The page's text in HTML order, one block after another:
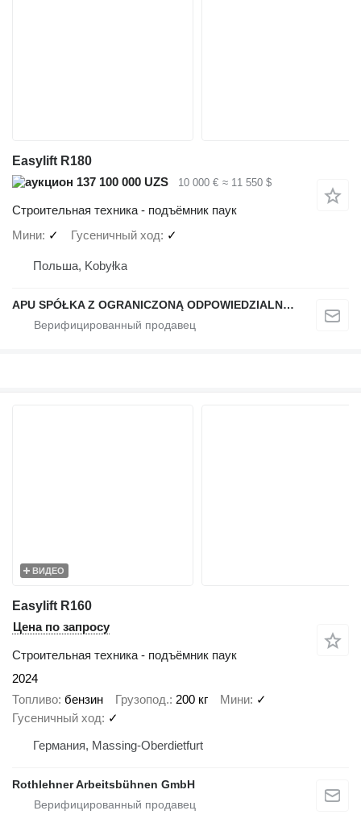
Easylift R180
137 100 000 UZS
10 000 € ≈ 11 550 $
Строительная техника - подъёмник паук
Мини ✓ Гусеничный ход ✓
Польша, Kobyłka
APU SPÓŁKA Z OGRANICZONĄ ODPOWIEDZIALNOŚCIĄ
ВИДЕО
Easylift R160
Цена по запросу
Строительная техника - подъёмник паук
2024
Топливо бензин Грузопод. 200 кг Мини ✓
Гусеничный ход ✓
Германия, Massing-Oberdietfurt
Rothlehner Arbeitsbühnen GmbH